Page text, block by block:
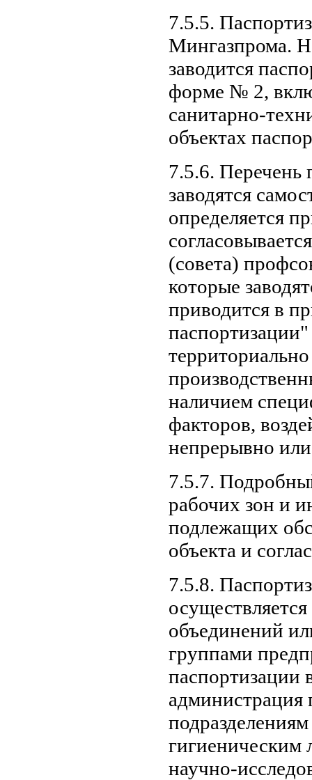
7.5.5.
Мингазпрома.
заводится
форме № 2,
санитарно-
объектах
7.5.6. Перечень
заводятся
определяется
(совета)
которые
приводится в
наличием
факторов,
непрерывно
7.5.7.
рабочих зон и
подлежащих
объекта и
7.5.8.
объединений
группами
паспортизации
администрация
научно-